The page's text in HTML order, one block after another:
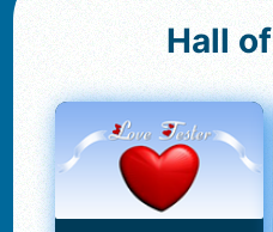
Hall of